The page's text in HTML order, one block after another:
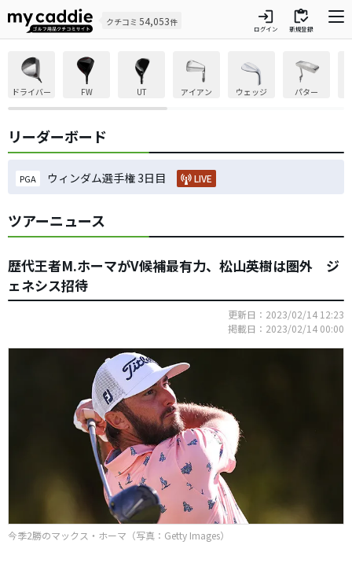
クチコミ 54,053件 login
ログイン
inventory
新規登録
ドライバー FW UT アイアン ウェッジ パター
リーダーボード
PGA ウィンダム選手権 3日目 LIVE
ツアーニュース
歴代王者M.ホーマがV候補最有力、松山英樹は圏外 ジ
ェネシス招待
更新日：2023/02/14 12:23
掲載日：2023/02/14 00:00
今季2勝のマックス・ホーマ（写真：Getty Images）